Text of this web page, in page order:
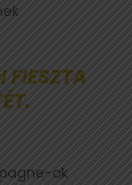
FIESZTA
ok